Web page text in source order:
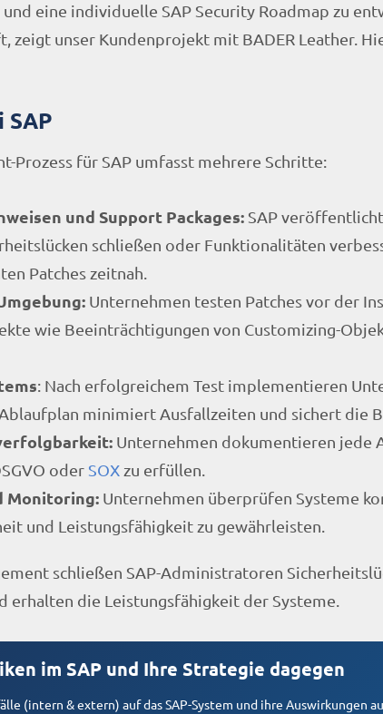
eine individuelle SAP Security Roadmap zu
zeigt unser Kundenprojekt mit BADER Leather.
SAP
Prozess für SAP umfasst mehrere Schritte:
und Support Packages: SAP
schließen oder Funktionalitäten
Patches zeitnah.
Unternehmen testen Patches vor der
wie Beeinträchtigungen von Customizing-
: Nach erfolgreichem Test implementieren
minimiert Ausfallzeiten und sichert die
Unternehmen dokumentieren jede
oder SOX zu erfüllen.
Monitoring: Unternehmen überprüfen Systeme
und Leistungsfähigkeit zu gewährleisten.
schließen SAP-Administratoren
erhalten die Leistungsfähigkeit der Systeme.
im SAP und Ihre Strategie dagegen
(intern & extern) auf das SAP-System und ihre Auswirkungen